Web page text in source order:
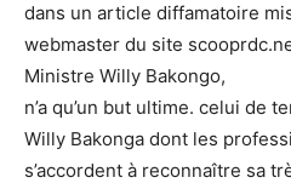
dans un article diffamatoire
webmaster du site
Ministre Willy Bakongo,
n’a qu’un but ultime. celui de
Willy Bakonga dont les
s’accordent à reconnaître sa